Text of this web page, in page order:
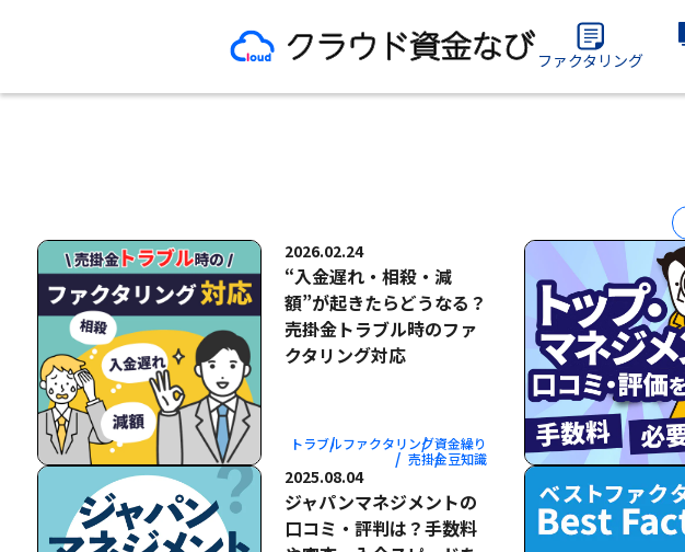
ファクタリング
2026.02.24
“入金遅れ・相殺・減
額”が起きたらどうなる？
売掛金トラブル時のファ
クタリング対応
トラブルファクタリング資金繰り
売掛金豆知識
2025.08.04
ジャパンマネジメントの
口コミ・評判は？手数料